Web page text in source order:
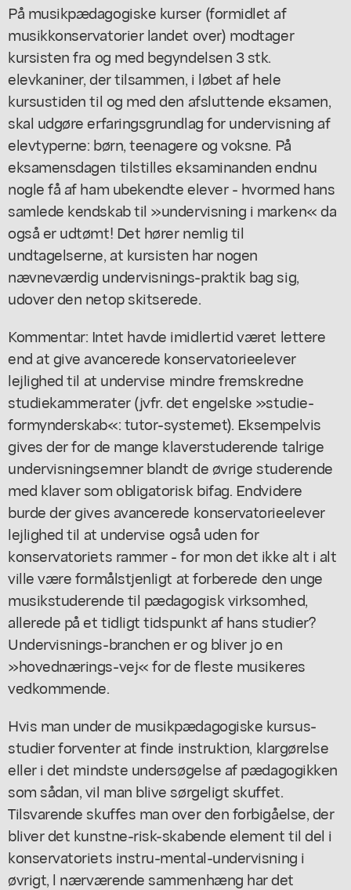
På musikpædagogiske kurser (formidlet af
musikkonservatorier landet over) modtager
kursisten fra og med begyndelsen 3 stk.
elevkaniner, der tilsammen, i løbet af hele
kursustiden til og med den afsluttende eksamen,
skal udgøre erfaringsgrundlag for undervisning af
elevtyperne: børn, teenagere og voksne. På
eksamensdagen tilstilles eksaminanden endnu
nogle få af ham ubekendte elever - hvormed hans
samlede kendskab til »undervisning i marken« da
også er udtømt! Det hører nemlig til
undtagelserne, at kursisten har nogen
nævneværdig undervisnings-praktik bag sig,
udover den netop skitserede.
Kommentar: Intet havde imidlertid været lettere
end at give avancerede konservatorieelever
lejlighed til at undervise mindre fremskredne
studiekammerater (jvfr. det engelske »studie-
formynderskab«: tutor-systemet). Eksempelvis
gives der for de mange klaverstuderende talrige
undervisningsemner blandt de øvrige studerende
med klaver som obligatorisk bifag. Endvidere
burde der gives avancerede konservatorieelever
lejlighed til at undervise også uden for
konservatoriets rammer - for mon det ikke alt i alt
ville være formålstjenligt at forberede den unge
musikstuderende til pædagogisk virksomhed,
allerede på et tidligt tidspunkt af hans studier?
Undervisnings-branchen er og bliver jo en
»hovednærings-vej« for de fleste musikeres
vedkommende.
Hvis man under de musikpædagogiske kursus-
studier forventer at finde instruktion, klargørelse
eller i det mindste undersøgelse af pædagogikken
som sådan, vil man blive sørgeligt skuffet.
Tilsvarende skuffes man over den forbigåelse, der
bliver det kunstne-risk-skabende element til del i
konservatoriets instru-mental-undervisning i
øvrigt, l nærværende sammenhæng har det